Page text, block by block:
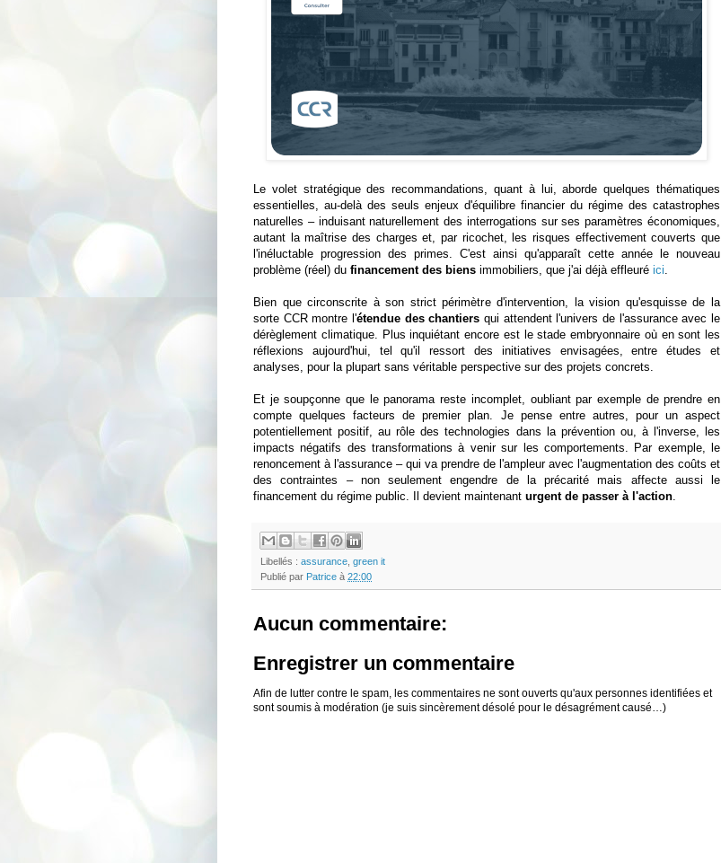
Le volet stratégique des recommandations, quant à lui, aborde quelques thématiques
essentielles, au-delà des seuls enjeux d'équilibre financier du régime des catastrophes
naturelles – induisant naturellement des interrogations sur ses paramètres économiques,
autant la maîtrise des charges et, par ricochet, les risques effectivement couverts que
l'inéluctable progression des primes. C'est ainsi qu'apparaît cette année le nouveau
problème (réel) du financement des biens immobiliers, que j'ai déjà effleuré ici.
Bien que circonscrite à son strict périmètre d'intervention, la vision qu'esquisse de la
sorte CCR montre l'étendue des chantiers qui attendent l'univers de l'assurance avec le
dérèglement climatique. Plus inquiétant encore est le stade embryonnaire où en sont les
réflexions aujourd'hui, tel qu'il ressort des initiatives envisagées, entre études et
analyses, pour la plupart sans véritable perspective sur des projets concrets.
Et je soupçonne que le panorama reste incomplet, oubliant par exemple de prendre en
compte quelques facteurs de premier plan. Je pense entre autres, pour un aspect
potentiellement positif, au rôle des technologies dans la prévention ou, à l'inverse, les
impacts négatifs des transformations à venir sur les comportements. Par exemple, le
renoncement à l'assurance – qui va prendre de l'ampleur avec l'augmentation des coûts et
des contraintes – non seulement engendre de la précarité mais affecte aussi le
financement du régime public. Il devient maintenant urgent de passer à l'action.
Libellés : assurance, green it
Publié par Patrice à 22:00
Aucun commentaire:
Enregistrer un commentaire
Afin de lutter contre le spam, les commentaires ne sont ouverts qu'aux personnes identifiées et
sont soumis à modération (je suis sincèrement désolé pour le désagrément causé…)